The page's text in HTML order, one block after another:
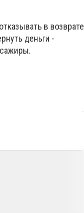
в возврате
деньги -